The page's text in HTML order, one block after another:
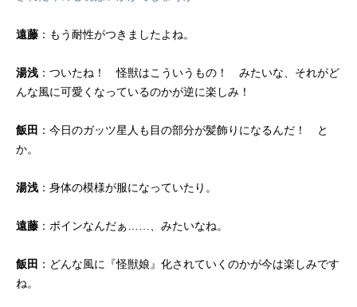
遠藤 ：もう耐性がつきましたよね。
湯浅 ：ついたね！ 怪獣はこういうもの！ みたいな、それがど
んな風に可愛くなっているのかが逆に楽しみ！
飯田 ：今日のガッツ星人も目の部分が髪飾りになるんだ！ と
か。
湯浅 ：身体の模様が服になっていたり。
遠藤 ：ボインなんだぁ……、みたいなね。
飯田 ：どんな風に『怪獣娘』化されていくのかが今は楽しみです
ね。